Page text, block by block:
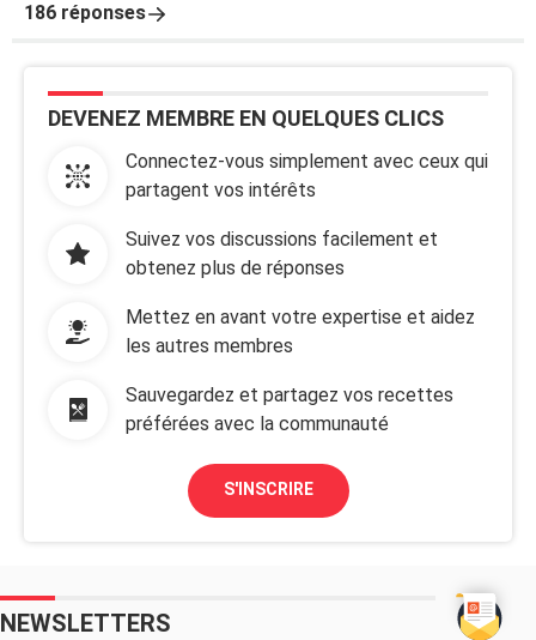
186 réponses
DEVENEZ MEMBRE EN QUELQUES CLICS
Connectez-vous simplement avec ceux qui
partagent vos intérêts
Suivez vos discussions facilement et
obtenez plus de réponses
Mettez en avant votre expertise et aidez
les autres membres
Sauvegardez et partagez vos recettes
préférées avec la communauté
S'INSCRIRE
NEWSLETTERS